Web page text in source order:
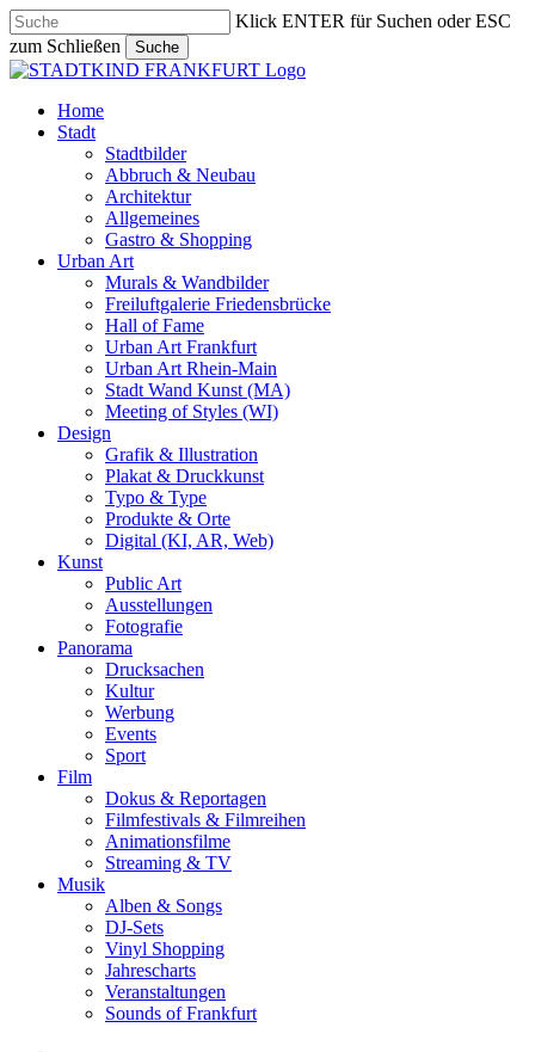
Skip
to
main
content
Klick ENTER für Suchen oder ESC
zum Schließen
Suche
Close
search
Menu
Home
Stadt
Stadtbilder
Abbruch & Neubau
Architektur
Allgemeines
Gastro & Shopping
Urban Art
Murals & Wandbilder
Freiluftgalerie Friedensbrücke
Hall of Fame
Urban Art Frankfurt
Urban Art Rhein-Main
Stadt Wand Kunst (MA)
Meeting of Styles (WI)
Design
Grafik & Illustration
Plakat & Druckkunst
Typo & Type
Produkte & Orte
Digital (KI, AR, Web)
Kunst
Public Art
Ausstellungen
Fotografie
Panorama
Drucksachen
Kultur
Werbung
Events
Sport
Film
Dokus & Reportagen
Filmfestivals & Filmreihen
Animationsfilme
Streaming & TV
Musik
Alben & Songs
DJ-Sets
Vinyl Shopping
Jahrescharts
Veranstaltungen
Sounds of Frankfurt